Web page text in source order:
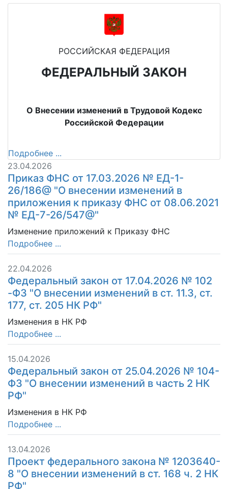
РОССИЙСКАЯ ФЕДЕРАЦИЯ
ФЕДЕРАЛЬНЫЙ ЗАКОН
О Внесении изменений в Трудовой Кодекс
Российской Федерации
Подробнее ...
23.04.2026
Приказ ФНС от 17.03.2026 № ЕД-1-
26/186@ "О внесении изменений в
приложения к приказу ФНС от 08.06.2021
№ ЕД-7-26/547@"
Изменение приложений к Приказу ФНС
Подробнее ...
22.04.2026
Федеральный закон от 17.04.2026 № 102
-ФЗ "О внесении изменений в ст. 11.3, ст.
177, ст. 205 НК РФ"
Изменения в НК РФ
Подробнее ...
15.04.2026
Федеральный закон от 25.04.2026 № 104-
ФЗ "О внесении изменений в часть 2 НК
РФ"
Изменения в НК РФ
Подробнее ...
13.04.2026
Проект федерального закона № 1203640-
8 "О внесении изменений в ст. 168 ч. 2 НК
РФ"